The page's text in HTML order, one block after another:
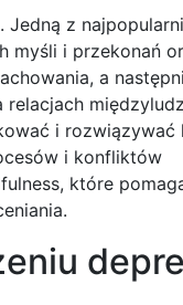
z
myśli i przekonań
a
relacjach
i
i konfliktów
które